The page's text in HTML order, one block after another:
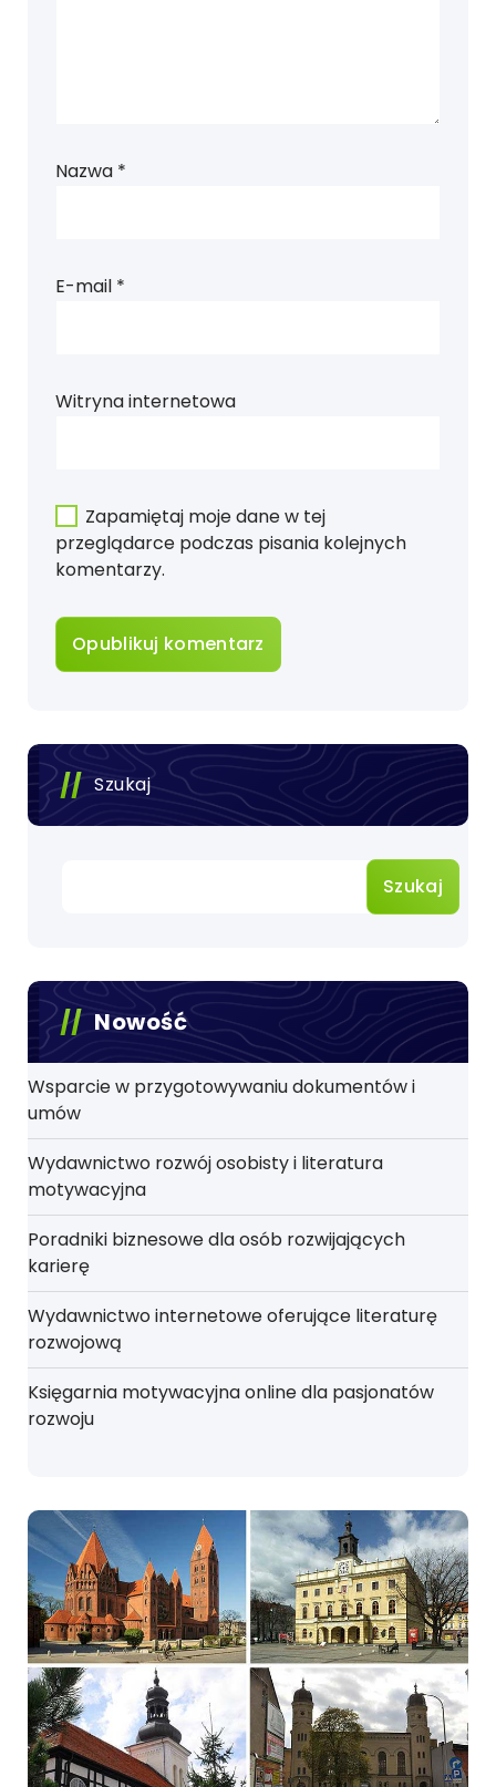
Nazwa *
E-mail *
Witryna internetowa
Zapamiętaj moje dane w tej
przeglądarce podczas pisania kolejnych
komentarzy.
Szukaj
Szukaj
Nowość
Wsparcie w przygotowywaniu dokumentów i
umów
Wydawnictwo rozwój osobisty i literatura
motywacyjna
Poradniki biznesowe dla osób rozwijających
karierę
Wydawnictwo internetowe oferujące literaturę
rozwojową
Księgarnia motywacyjna online dla pasjonatów
rozwoju